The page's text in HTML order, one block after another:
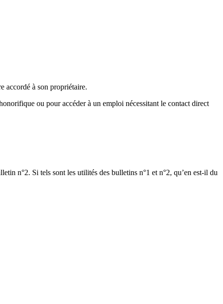
accordé à son propriétaire.
ou pour accéder à un emploi nécessitant le contact direct
n°2. Si tels sont les utilités des bulletins n°1 et n°2, qu’en est-il du